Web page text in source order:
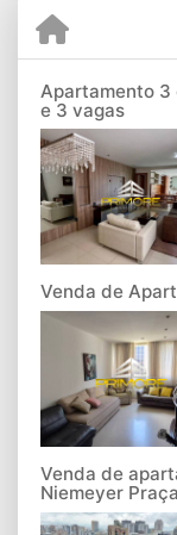
Apartamento 3
e 3 vagas
Venda de
Venda de
Niemeyer